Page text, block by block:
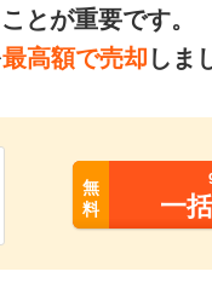
とが重要です。
最高額で売却 しま
無
料
一